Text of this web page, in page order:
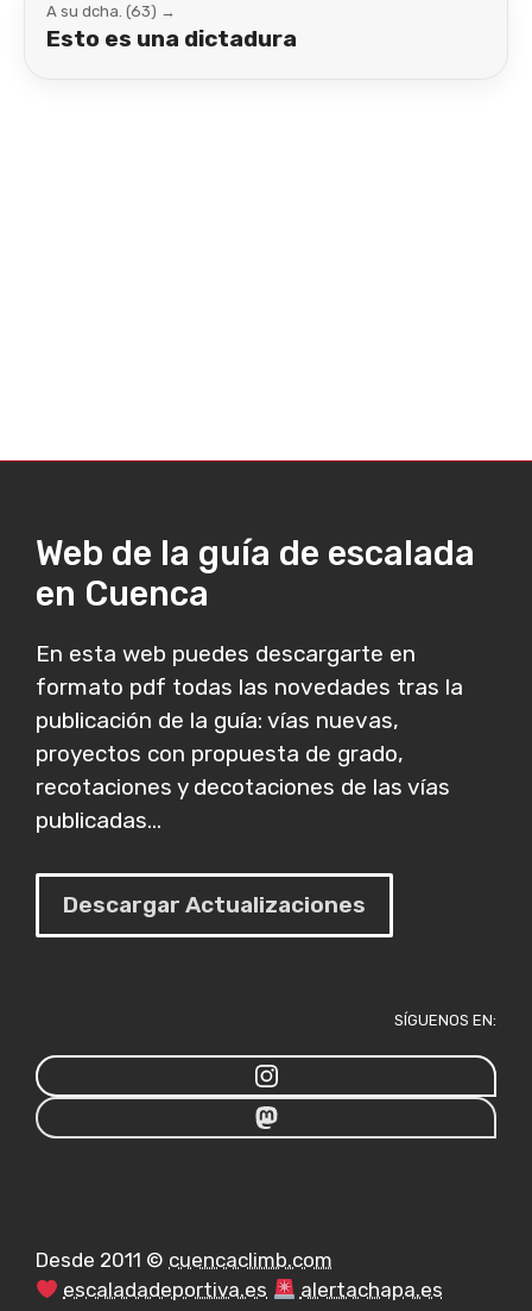
A su dcha. (63) →
Esto es una dictadura
Web de la guía de escalada
en Cuenca
En esta web puedes descargarte en
formato pdf todas las novedades tras la
publicación de la guía: vías nuevas,
proyectos con propuesta de grado,
recotaciones y decotaciones de las vías
publicadas...
Descargar Actualizaciones
SÍGUENOS EN:
Desde 2011 © cuencaclimb.com
escaladadeportiva.es
alertachapa.es